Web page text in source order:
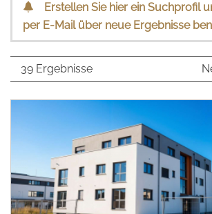
Erstellen Sie hier ein Suchprofil
per E-Mail über neue Ergebnisse
39 Ergebnisse